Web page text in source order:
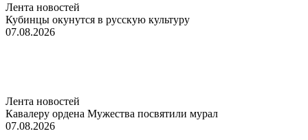
Лента новостей
Кубинцы окунутся в русскую культуру
07.08.2026
Лента новостей
Кавалеру ордена Мужества посвятили мурал
07.08.2026